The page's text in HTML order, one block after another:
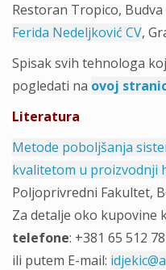
Restoran Tropico, Budva
Ferida Nedeljković CV,
Spisak svih tehnologa
pogledati na ovoj
Literatura
Metode poboljšanja
kvalitetom u proizvodnji
Poljoprivredni Fakultet,
Za detalje oko kupovine
telefone: +381 65 512
ili putem E-mail: